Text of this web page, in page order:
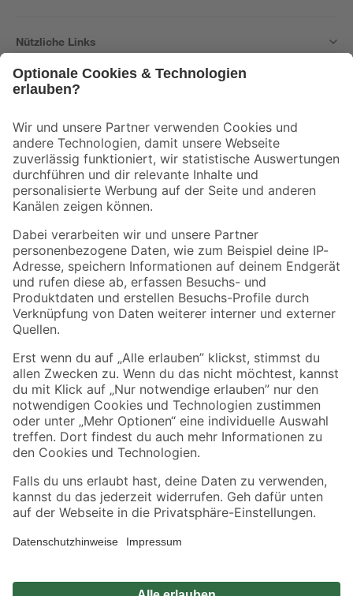
Nützliche Links
Der toom Newsletter: Keine Angebote und Aktionen mehr verpassen!
Zur Newsletter Anmeldung
Folge uns
Zahlungsarten Versandarten
Sicher einkaufen
Jetzt die toom-App herunterladen
Alle Preisangaben in EUR inkl. gesetzl. MwSt.. Die dargestellten Angebote sind unter
Umständen nicht in allen Märkten verfügbar. Die angegebenen Verfügbarkeiten beziehen
Produkte nur solange der Vorrat reicht.
*Paketversand ab 59 € versandkostenfrei, gilt nicht für Artikel mit Speditionsversand, hier
Privatsphäre Impressum